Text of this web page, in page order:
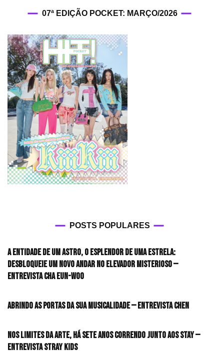
07ª EDIÇÃO POCKET: MARÇO/2026
POSTS POPULARES
A entidade de um astro, o esplendor de uma estrela:
desbloqueie um novo andar no elevador misterioso —
Entrevista CHA EUN-WOO
Abrindo as portas da sua musicalidade — Entrevista CHEN
Nos limites da arte, há sete anos correndo junto aos STAY —
Entrevista Stray Kids